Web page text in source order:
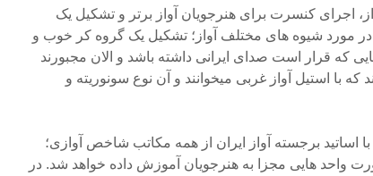
اجرای کنسرت برای هنرجویان آواز برتر و تشکیل یک
مورد شیوه های مختلف آواز؛ تشکیل یک گروه کر خوب و
که قرار است صدای ایرانی داشته باشد و الان مجبورند
که با استیل آواز غربی میخوانند و آن نوع سونوریته و
اساتید برجسته آواز ایران از همه مکاتب شاخص آوازی؛
واحد هایی مجزا به هنرجویان آموزش داده خواهد شد. در